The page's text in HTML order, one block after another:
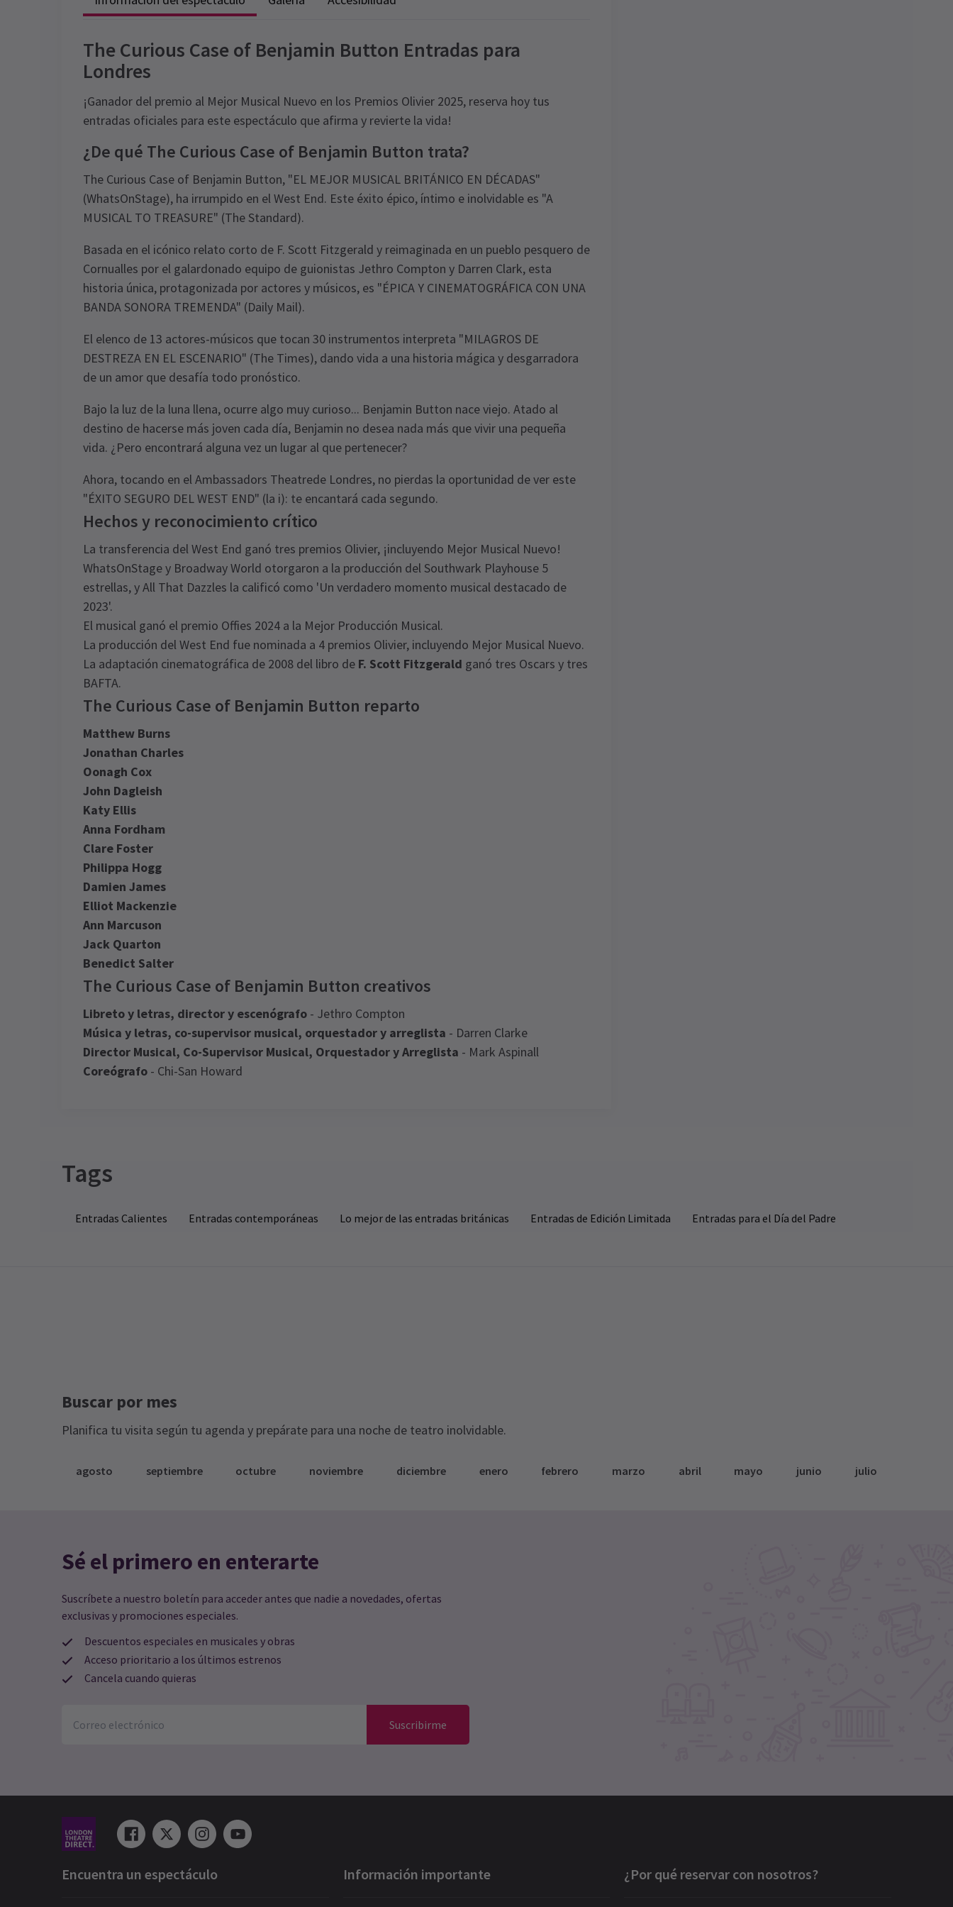
The Curious Case of Benjamin Button Entradas para
Londres
¡Ganador del premio al Mejor Musical Nuevo en los Premios Olivier 2025, reserva hoy tus
entradas oficiales para este espectáculo que afirma y revierte la vida!
¿De qué The Curious Case of Benjamin Button trata?
The Curious Case of Benjamin Button, "EL MEJOR MUSICAL BRITÁNICO EN DÉCADAS"
(WhatsOnStage), ha irrumpido en el West End. Este éxito épico, íntimo e inolvidable es "A
MUSICAL TO TREASURE" (The Standard).
Basada en el icónico relato corto de F. Scott Fitzgerald y reimaginada en un pueblo pesquero de
Cornualles por el galardonado equipo de guionistas Jethro Compton y Darren Clark, esta
historia única, protagonizada por actores y músicos, es "ÉPICA Y CINEMATOGRÁFICA CON UNA
BANDA SONORA TREMENDA" (Daily Mail).
El elenco de 13 actores-músicos que tocan 30 instrumentos interpreta "MILAGROS DE
DESTREZA EN EL ESCENARIO" (The Times), dando vida a una historia mágica y desgarradora
de un amor que desafía todo pronóstico.
Bajo la luz de la luna llena, ocurre algo muy curioso... Benjamin Button nace viejo. Atado al
destino de hacerse más joven cada día, Benjamin no desea nada más que vivir una pequeña
vida. ¿Pero encontrará alguna vez un lugar al que pertenecer?
Ahora, tocando en el Ambassadors Theatrede Londres, no pierdas la oportunidad de ver este
"ÉXITO SEGURO DEL WEST END" (la i): te encantará cada segundo.
Hechos y reconocimiento crítico
La transferencia del West End ganó tres premios Olivier, ¡incluyendo Mejor Musical Nuevo!
WhatsOnStage y Broadway World otorgaron a la producción del Southwark Playhouse 5
estrellas, y All That Dazzles la calificó como 'Un verdadero momento musical destacado de
2023'.
El musical ganó el premio Offies 2024 a la Mejor Producción Musical.
La producción del West End fue nominada a 4 premios Olivier, incluyendo Mejor Musical Nuevo.
La adaptación cinematográfica de 2008 del libro de F. Scott Fitzgerald ganó tres Oscars y tres
BAFTA.
The Curious Case of Benjamin Button reparto
Matthew Burns
Jonathan Charles
Oonagh Cox
John Dagleish
Katy Ellis
Anna Fordham
Clare Foster
Philippa Hogg
Damien James
Elliot Mackenzie
Ann Marcuson
Jack Quarton
Benedict Salter
The Curious Case of Benjamin Button creativos
Libreto y letras, director y escenógrafo - Jethro Compton
Música y letras, co-supervisor musical, orquestador y arreglista - Darren Clarke
Director Musical, Co-Supervisor Musical, Orquestador y Arreglista - Mark Aspinall
Coreógrafo - Chi-San Howard
Tags
Entradas Calientes Entradas contemporáneas Lo mejor de las entradas británicas Entradas de Edición Limitada Entradas para el Día del Padre
Buscar por mes
Planifica tu visita según tu agenda y prepárate para una noche de teatro inolvidable.
agosto septiembre octubre noviembre diciembre enero febrero marzo abril mayo junio julio
Sé el primero en enterarte
Suscríbete a nuestro boletín para acceder antes que nadie a novedades, ofertas
exclusivas y promociones especiales.
Descuentos especiales en musicales y obras
Acceso prioritario a los últimos estrenos
Cancela cuando quieras
Suscribirme
Encuentra un espectáculo Información importante ¿Por qué reservar con nosotros?